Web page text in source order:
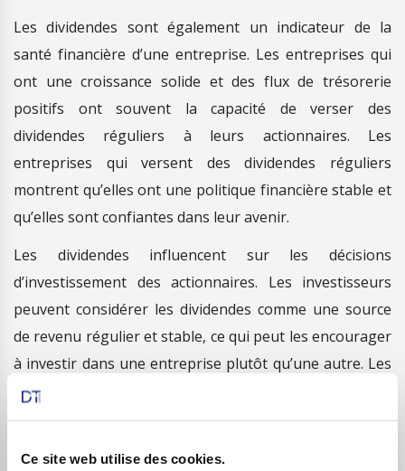
Ce site web utilise des cookies.
Les dividendes sont également un indicateur de la
santé financière d’une entreprise. Les entreprises qui
ont une croissance solide et des flux de trésorerie
positifs ont souvent la capacité de verser des
dividendes réguliers à leurs actionnaires. Les
entreprises qui versent des dividendes réguliers
montrent qu’elles ont une politique financière stable et
qu’elles sont confiantes dans leur avenir.
Les dividendes influencent sur les décisions
d’investissement des actionnaires. Les investisseurs
peuvent considérer les dividendes comme une source
de revenu régulier et stable, ce qui peut les encourager
à investir dans une entreprise plutôt qu’une autre. Les
investisseurs qui cherchent des entreprises à
dividendes élevés peuvent être attirés par des